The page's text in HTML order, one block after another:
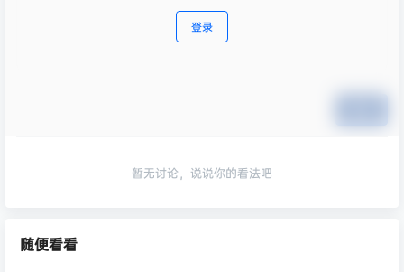
登录
暂无讨论，说说你的看法吧
随便看看